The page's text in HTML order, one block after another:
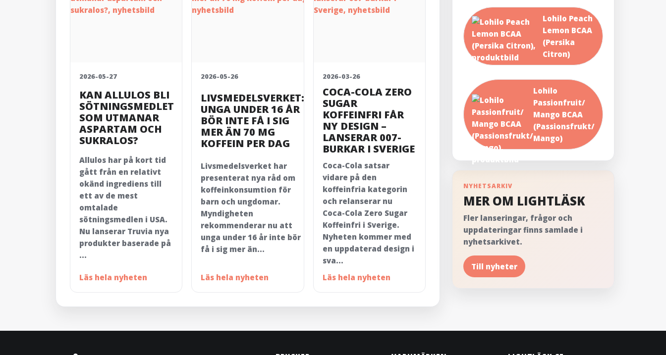
2026-05-27
KAN ALLULOS BLI
SÖTNINGSMEDLET
SOM UTMANAR
ASPARTAM OCH
SUKRALOS?
Allulos har på kort tid
gått från en relativt
okänd ingrediens till
ett av de mest
omtalade
sötningsmedlen i USA.
Nu lanserar Truvia nya
produkter baserade på
...
Läs hela nyheten
2026-05-26
LIVSMEDELSVERKET:
UNGA UNDER 16 ÅR
BÖR INTE FÅ I SIG
MER ÄN 70 MG
KOFFEIN PER DAG
Livsmedelsverket har
presenterat nya råd om
koffeinkonsumtion för
barn och ungdomar.
Myndigheten
rekommenderar nu att
unga under 16 år inte bör
få i sig mer än...
Läs hela nyheten
2026-03-26
COCA-COLA ZERO
SUGAR
KOFFEINFRI FÅR
NY DESIGN –
LANSERAR 007-
BURKAR I SVERIGE
Coca-Cola satsar
vidare på den
koffeinfria kategorin
och relanserar nu
Coca-Cola Zero Sugar
Koffeinfri i Sverige.
Nyheten kommer med
en uppdaterad design i
sva...
Läs hela nyheten
Lohilo Peach
Lemon BCAA
(Persika
Citron)
Lohilo
Passionfruit/
Mango BCAA
(Passionsfrukt/
Mango)
NYHETSARKIV
MER OM LIGHTLÄSK
Fler lanseringar, frågor och
uppdateringar finns samlade i
nyhetsarkivet.
Till nyheter